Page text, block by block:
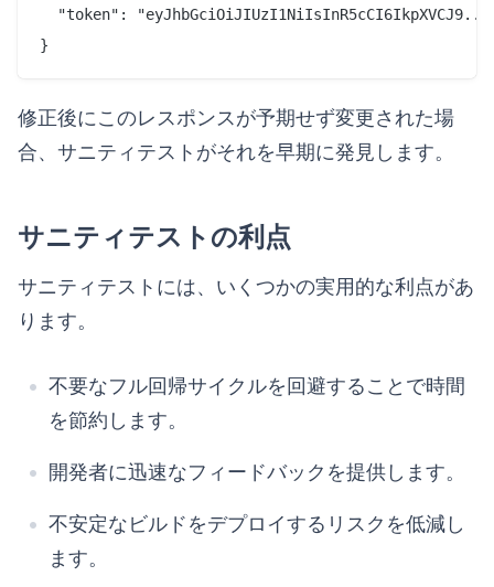
"token":
修正後にこのレスポンスが予期せず変更された場
合、サニティテストがそれを早期に発見します。
サニティテストの利点
サニティテストには、いくつかの実用的な利点があ
ります。
不要なフル回帰サイクルを回避することで時間
を節約します。
開発者に迅速なフィードバックを提供します。
不安定なビルドをデプロイするリスクを低減し
ます。